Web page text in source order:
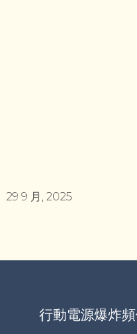
29 9 月, 2025
行動電源爆炸